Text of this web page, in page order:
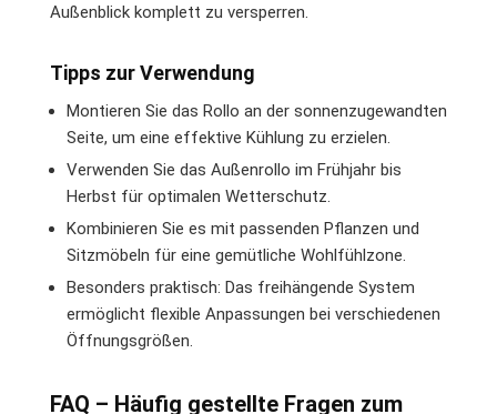
Außenblick komplett zu versperren.
Tipps zur Verwendung
Montieren Sie das Rollo an der sonnenzugewandten
Seite, um eine effektive Kühlung zu erzielen.
Verwenden Sie das Außenrollo im Frühjahr bis
Herbst für optimalen Wetterschutz.
Kombinieren Sie es mit passenden Pflanzen und
Sitzmöbeln für eine gemütliche Wohlfühlzone.
Besonders praktisch: Das freihängende System
ermöglicht flexible Anpassungen bei verschiedenen
Öffnungsgrößen.
FAQ – Häufig gestellte Fragen zum